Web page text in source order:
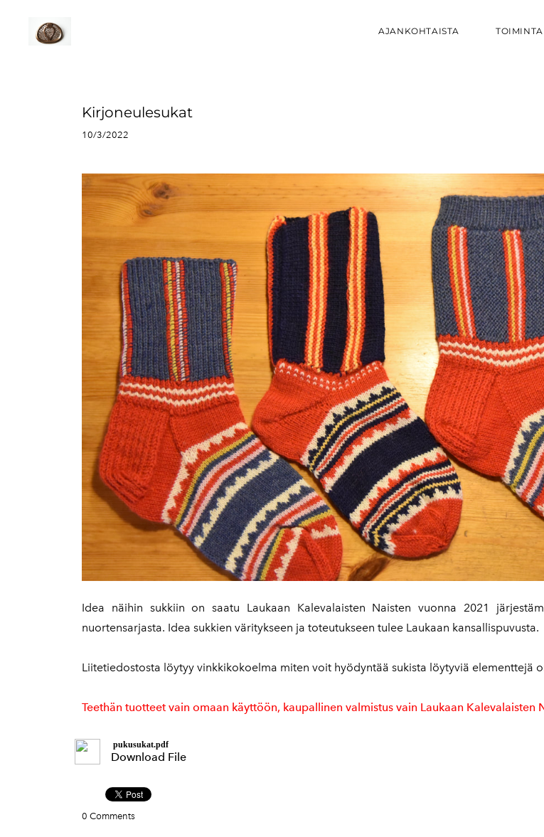
AJANKOHTAISTA TOIMINTA
Kirjoneulesukat
10/3/2022
Idea näihin sukkiin on saatu Laukaan Kalevalaisten Naisten vuonna 2021
nuortensarjasta. Idea sukkien väritykseen ja toteutukseen tulee Laukaan kansallispuvusta.
Liitetiedostosta löytyy vinkkikokoelma miten voit hyödyntää sukista löytyviä elementtejä
Teethän tuotteet vain omaan käyttöön, kaupallinen valmistus vain Laukaan Kalevalaisten
pukusukat.pdf
Download File
0 Comments